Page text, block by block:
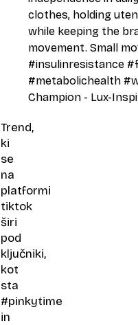
clothes, holding
while keeping the
movement. Small
#insulinresistance
#metabolichealth
Champion - Lux-
Trend,
ki
se
na
platformi
tiktok
širi
pod
ključniki,
kot
sta
#pinkytime
in